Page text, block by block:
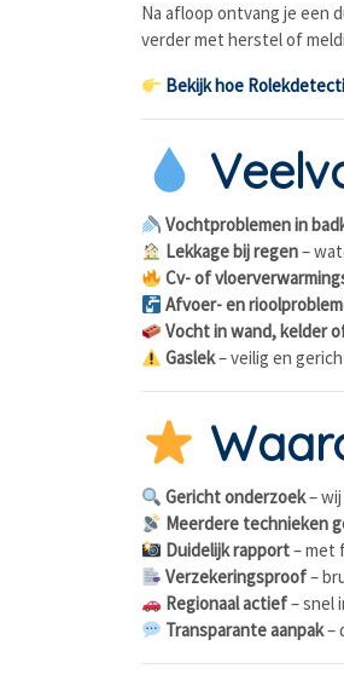
Na afloop ontvang je een
verder met herstel of
Bekijk hoe
Vochtproblemen in
Lekkage bij regen–
Cv- of
Afvoer- en
Vocht in wand, kelder
Gaslek– veilig en
Gericht onderzoek– wij
Meerdere technieken
Duidelijk rapport– met
Verzekeringsproof–
Regionaal actief– snel
Transparante aanpak–